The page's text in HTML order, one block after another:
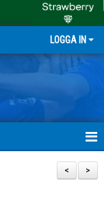
LOGGA IN
>
<